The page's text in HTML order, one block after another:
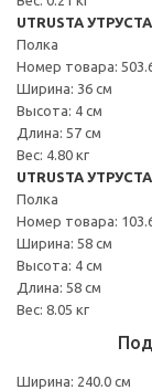
UTRUSTA УТРУСТА
Полка
Номер товара:
Ширина: 36 см
Высота: 4 см
Длина: 57 см
Вес: 4.80 кг
UTRUSTA УТРУСТА
Полка
Номер товара:
Ширина: 58 см
Высота: 4 см
Длина: 58 см
Вес: 8.05 кг
Ширина: 240.0 см